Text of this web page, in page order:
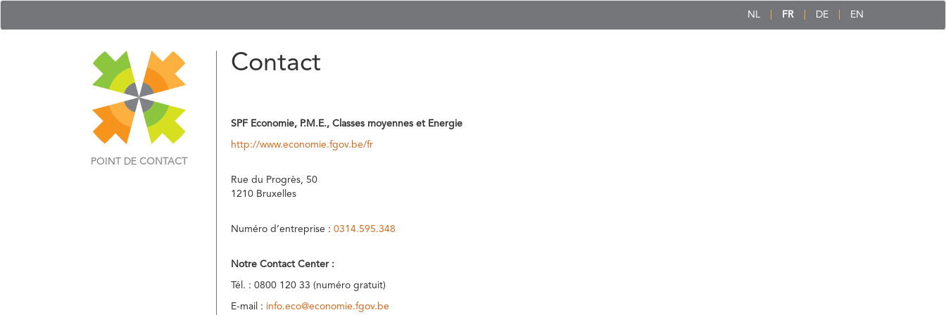
NL FR DE EN
POINT DE CONTACT
Contact
SPF Economie, P.M.E., Classes moyennes et Energie
http://www.economie.fgov.be/fr
Rue du Progrès, 50
1210 Bruxelles
Numéro d’entreprise : 0314.595.348
Notre Contact Center :
Tél. : 0800 120 33 (numéro gratuit)
E-mail : info.eco@economie.fgov.be